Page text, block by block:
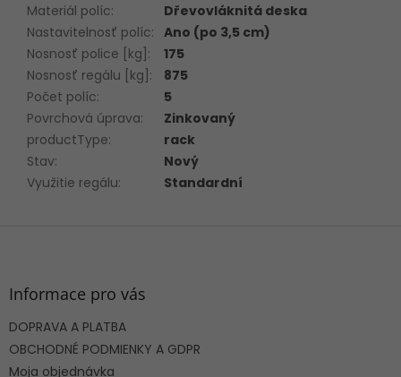
Materiál políc:
Dřevovláknitá deska
Nastavitelnosť políc: Ano (po 3,5 cm)
Nosnosť police [kg] :
175
Nosnosť regálu [kg] :
875
Počet políc:
5
Povrchová úprava:
Zinkovaný
productType:
rack
Stav:
Nový
Využitie regálu: Standardní
Informace pro vás
DOPRAVA A PLATBA
OBCHODNÉ PODMIENKY A GDPR
Moja objednávka